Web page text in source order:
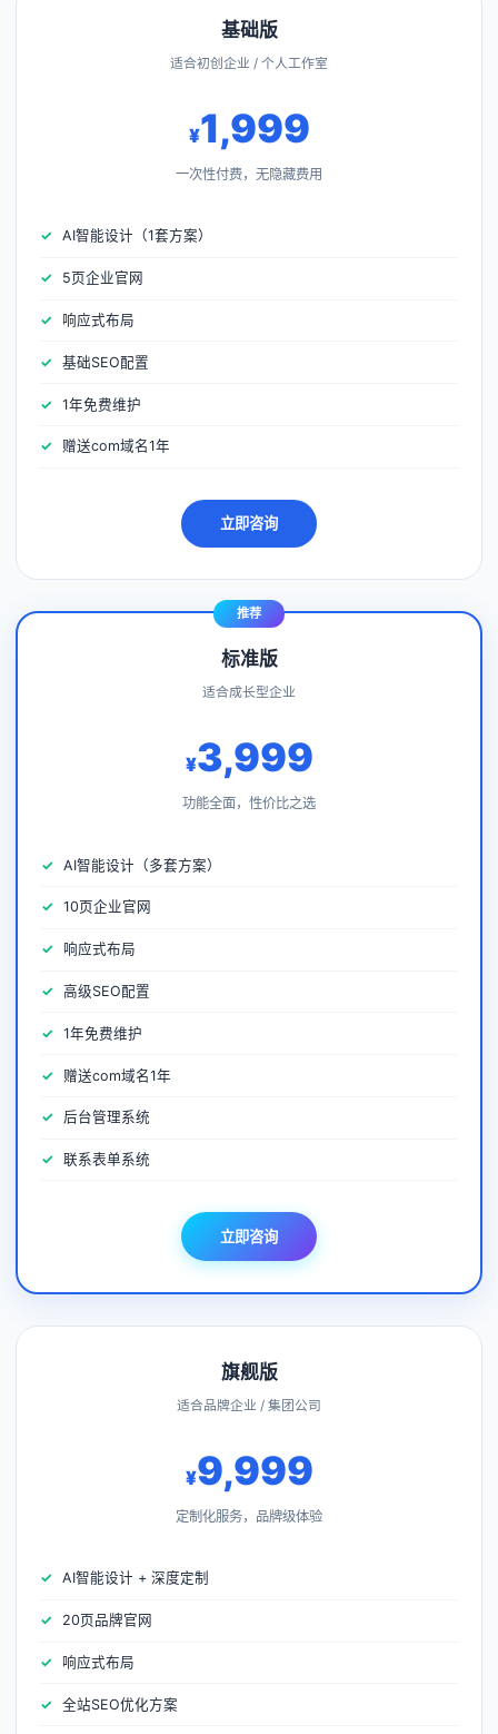
基础版
适合初创企业 / 个人工作室
¥1,999
一次性付费，无隐藏费用
AI智能设计（1套方案）
5页企业官网
响应式布局
基础SEO配置
1年免费维护
赠送com域名1年
立即咨询
推荐
标准版
适合成长型企业
¥3,999
功能全面，性价比之选
AI智能设计（多套方案）
10页企业官网
响应式布局
高级SEO配置
1年免费维护
赠送com域名1年
后台管理系统
联系表单系统
立即咨询
旗舰版
适合品牌企业 / 集团公司
¥9,999
定制化服务，品牌级体验
AI智能设计 + 深度定制
20页品牌官网
响应式布局
全站SEO优化方案